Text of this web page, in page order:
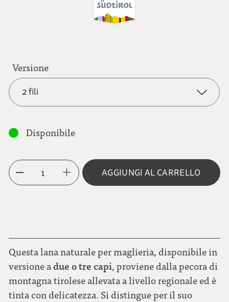
Versione
2 fili
Disponibile
1 AGGIUNGI AL CARRELLO
Questa lana naturale per maglieria, disponibile in
versione adue o tre capi, proviene dalla pecora di
montagna tirolese allevata a livello regionale ed è
tinta con delicatezza. Si distingue per il suo